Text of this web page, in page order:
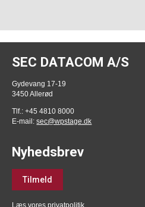
SEC DATACOM A/S
Gydevang 17-19
3450 Allerød
Tlf.: +45 4810 8000
E-mail:sec@wpstage.dk
Nyhedsbrev
Tilmeld
Læs vores privatpolitik